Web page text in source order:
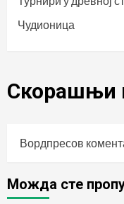
Чудионица
Скорашњи
Вордпресов
Можда сте